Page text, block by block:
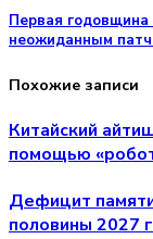
Первая годовщина
неожиданным
Похожие записи
Китайский
помощью
Дефицит
половины 2027